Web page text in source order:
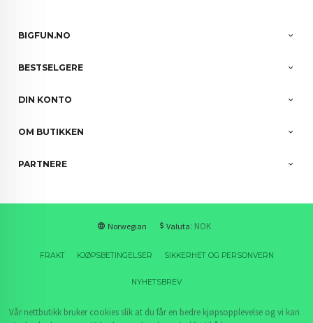
BIGFUN.NO
BESTSELGERE
DIN KONTO
OM BUTIKKEN
PARTNERE
Norwegian Valuta: NOK
FRAKT KJØPSBETINGELSER SIKKERHET OG PERSONVERN
NYHETSBREV
Vår nettbutikk bruker cookies slik at du får en bedre kjøpsopplevelse og vi kan